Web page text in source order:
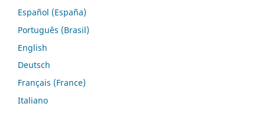
Español (España)
Português (Brasil)
English
Deutsch
Français (France)
Italiano